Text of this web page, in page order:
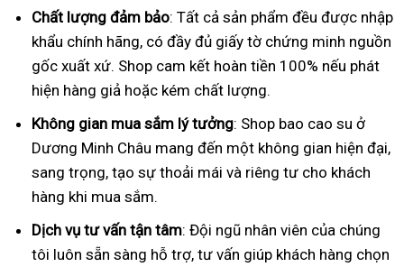
Chất lượng đảm bảo: Tất cả sản phẩm đều được nhập
khẩu chính hãng, có đầy đủ giấy tờ chứng minh nguồn
gốc xuất xứ. Shop cam kết hoàn tiền 100% nếu phát
hiện hàng giả hoặc kém chất lượng.
Không gian mua sắm lý tưởng: Shop bao cao su ở
Dương Minh Châu mang đến một không gian hiện đại,
sang trọng, tạo sự thoải mái và riêng tư cho khách
hàng khi mua sắm.
Dịch vụ tư vấn tận tâm: Đội ngũ nhân viên của chúng
tôi luôn sẵn sàng hỗ trợ, tư vấn giúp khách hàng chọn